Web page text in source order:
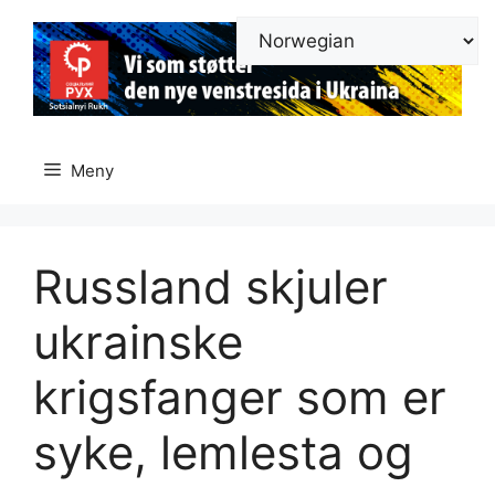
innhold
Meny
Russland skjuler
ukrainske
krigsfanger som er
syke, lemlesta og